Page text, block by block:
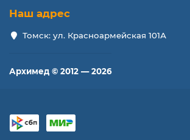
Наш адрес
Томск: ул. Красноармейская 101А
Архимед © 2012 — 2026